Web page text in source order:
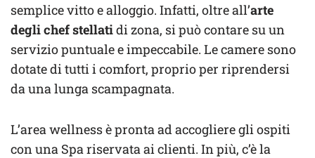
semplice vitto e alloggio. Infatti, oltre all’arte
degli chef stellatidi zona, si può contare su un
servizio puntuale e impeccabile. Le camere sono
dotate di tutti i comfort, proprio per riprendersi
da una lunga scampagnata.
L’area wellness è pronta ad accogliere gli ospiti
con una Spa riservata ai clienti. In più, c’è la